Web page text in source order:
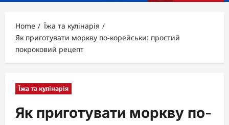
Home
Їжа та кулінарія
Як приготувати моркву по-корейськи: простий
покроковий рецепт
Їжа та кулінарія
Як приготувати моркву по-